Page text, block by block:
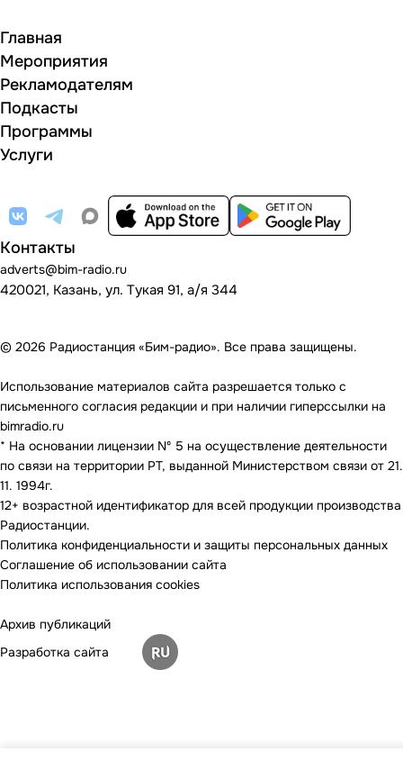
Главная
Мероприятия
Рекламодателям
Подкасты
Программы
Услуги
Контакты
adverts@bim-radio.ru
420021, Казань, ул. Тукая 91, а/я 344
© 2026 Радиостанция «Бим-радио». Все права защищены.
Использование материалов сайта разрешается только с
письменного согласия редакции и при наличии гиперссылки на
bimradio.ru
* На основании лицензии Nº 5 на осуществление деятельности
по связи на территории РТ, выданной Министерством связи от 21.
11. 1994г.
12+ возрастной идентификатор для всей продукции производства
Радиостанции.
Политика конфиденциальности и защиты персональных данных
Соглашение об использовании сайта
Политика использования cookies
Архив публикаций
Разработка сайта